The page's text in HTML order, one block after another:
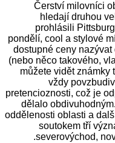
Čerství milovníci
hledají druhou
prohlásili
pondělí, cool a stylové
dostupné ceny
(nebo něco takového,
můžete vidět známky
vždy
pretencioznosti, což je
dělalo
oddělenosti oblasti a
soutokem tří
severovýchod,